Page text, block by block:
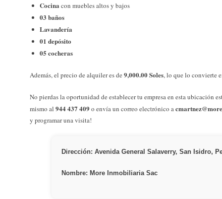
Cocina con muebles altos y bajos
03 baños
Lavandería
01 depósito
05 cocheras
Además, el precio de alquiler es de 9,000.00 Soles, lo que lo convierte
No pierdas la oportunidad de establecer tu empresa en esta ubicación
mismo al 944 437 409 o envía un correo electrónico a
y programar una visita!
Dirección: Avenida General Salaverry, San Isidro,
Nombre: More Inmobiliaria Sac